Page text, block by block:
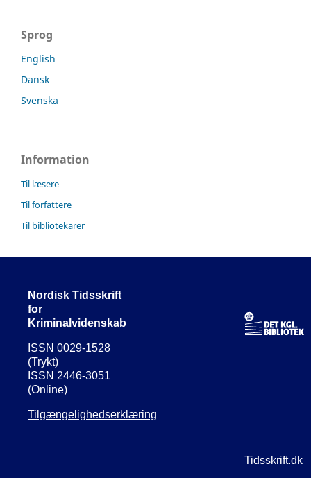
Sprog
English
Dansk
Svenska
Information
Til læsere
Til forfattere
Til bibliotekarer
Nordisk Tidsskrift
for
Kriminalvidenskab
ISSN 0029-1528
(Trykt)
ISSN 2446-3051
(Online)
Tilgængelighedserklæring